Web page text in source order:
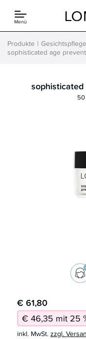
Menü
Produkte Gesichtspflege
sophisticated age
€ 61,80
€ 46,35 mit 25
inkl. MwSt.zzgl.